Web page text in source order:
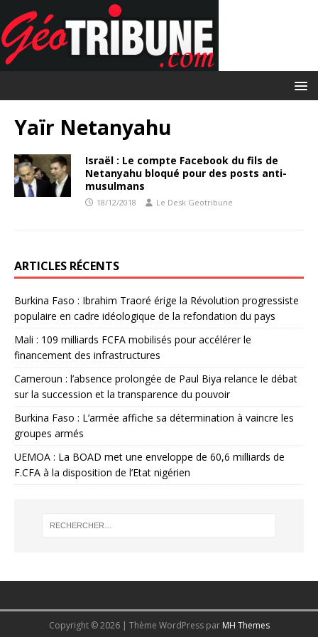
Yaïr Netanyahu
Israël : Le compte Facebook du fils de
Netanyahu bloqué pour des posts anti-
musulmans
18/12/2018 Le Desk Geotribune
ARTICLES RÉCENTS
Burkina Faso : Ibrahim Traoré érige la Révolution progressiste
populaire en cadre idéologique de la refondation du pays
Mali : 109 milliards FCFA mobilisés pour accélérer le
financement des infrastructures
Cameroun : l’absence prolongée de Paul Biya relance le débat
sur la succession et la transparence du pouvoir
Burkina Faso : L’armée affiche sa détermination à vaincre les
groupes armés
UEMOA : La BOAD met une enveloppe de 60,6 milliards de
F.CFA à la disposition de l’Etat nigérien
Copyright © 2026 | Thème WordPress par MH Themes